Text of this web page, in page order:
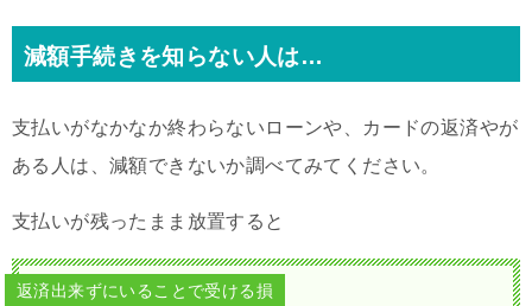
減額手続きを知らない人は…
支払いがなかなか終わらないローンや、カードの返済やが
ある人は、減額できないか調べてみてください。
支払いが残ったまま放置すると
返済出来ずにいることで受ける損